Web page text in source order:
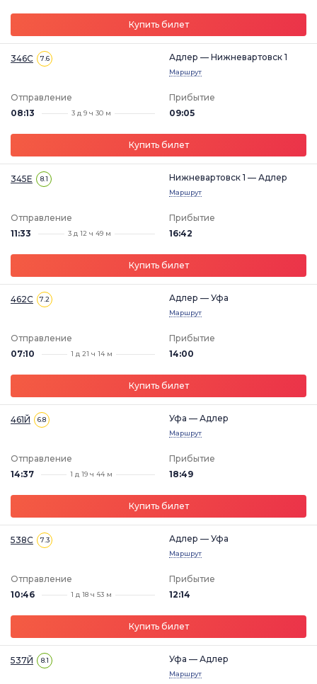
Купить билет
346С 7.6 Адлер — Нижневартовск 1
Маршрут
Отправление
08:13
3 д 9 ч 30 м
Прибытие
09:05
Купить билет
345Е 8.1 Нижневартовск 1 — Адлер
Маршрут
Отправление
11:33
3 д 12 ч 49 м
Прибытие
16:42
Купить билет
462С 7.2 Адлер — Уфа
Маршрут
Отправление
07:10
1 д 21 ч 14 м
Прибытие
14:00
Купить билет
461Й 6.8 Уфа — Адлер
Маршрут
Отправление
14:37
1 д 19 ч 44 м
Прибытие
18:49
Купить билет
538С 7.3 Адлер — Уфа
Маршрут
Отправление
10:46
1 д 18 ч 53 м
Прибытие
12:14
Купить билет
537Й 8.1 Уфа — Адлер
Маршрут